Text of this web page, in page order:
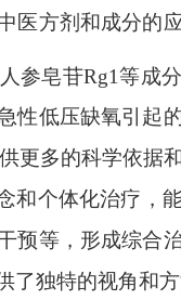
医方剂和成分的
参皂苷Rg1等成分
性低压缺氧引起
更多的科学依据和
和个体化治疗，
预等，形成综合
独特的视角和方